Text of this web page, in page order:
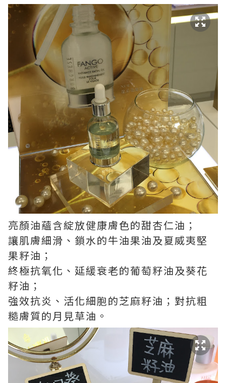
亮顏油蘊含綻放健康膚色的甜杏仁油；
讓肌膚細滑、鎖水的牛油果油及夏威夷堅
果籽油；
終極抗氧化、延緩衰老的葡萄籽油及葵花
籽油；
強效抗炎、活化細胞的芝麻籽油；對抗粗
糙膚質的月見草油。